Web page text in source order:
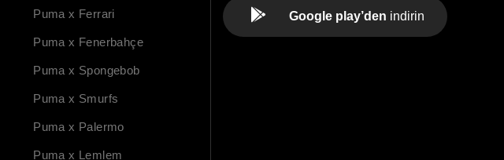
Puma x Ferrari
Puma x Fenerbahçe
Puma x Spongebob
Puma x Smurfs
Puma x Palermo
Puma x Lemlem
Google play’den indirin